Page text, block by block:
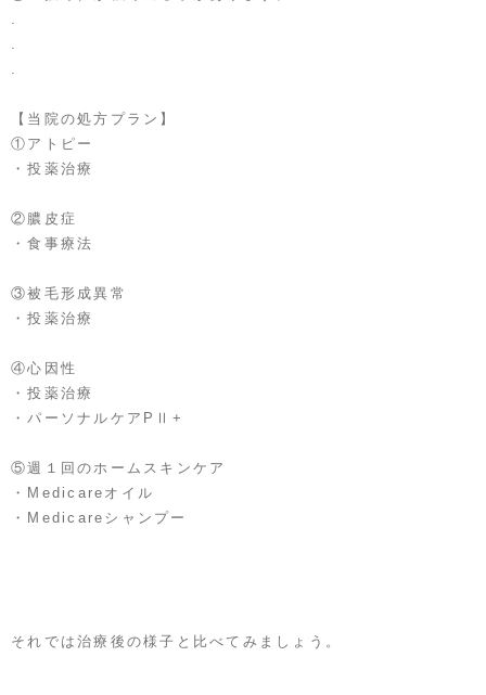
.
.
.
【当院の処方プラン】
①アトピー
・投薬治療
②膿皮症
・食事療法
③被毛形成異常
・投薬治療
④心因性
・投薬治療
・パーソナルケアPⅡ+
​⑤週１回のホームスキンケア
・Medicareオイル
・Medicareシャンプー
それでは治療後の様子と比べてみましょう。